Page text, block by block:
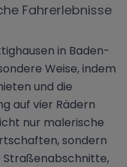
Fahrerlebnisse
in Baden-
Weise, indem
und die
auf vier Rädern
nur malerische
sondern